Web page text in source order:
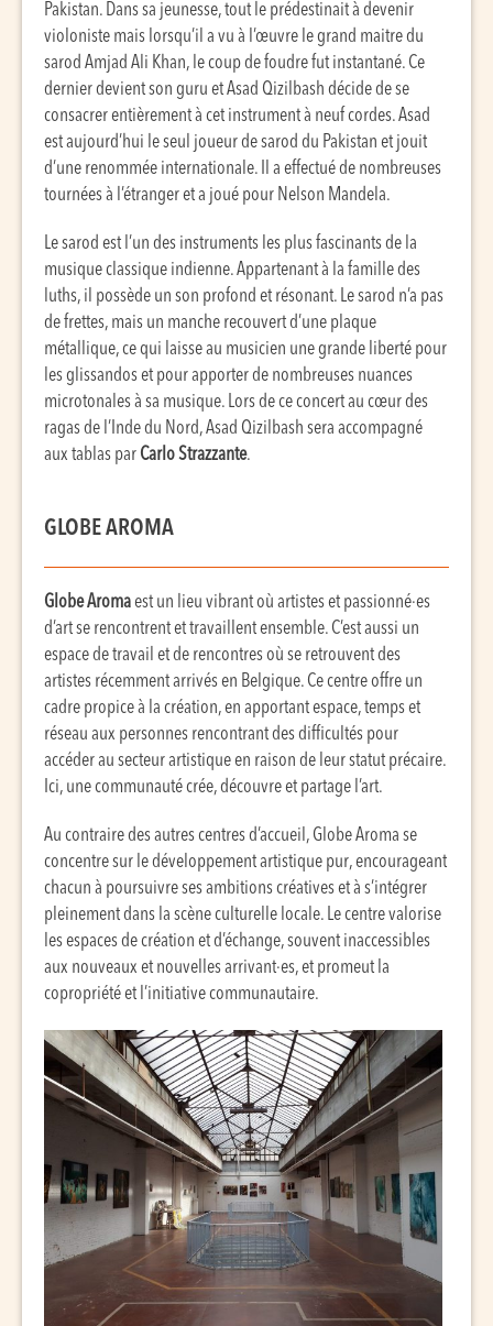
Pakistan. Dans sa jeunesse, tout le prédestinait à devenir
violoniste mais lorsqu’il a vu à l’œuvre le grand maitre du
sarod Amjad Ali Khan, le coup de foudre fut instantané. Ce
dernier devient son guru et Asad Qizilbash décide de se
consacrer entièrement à cet instrument à neuf cordes. Asad
est aujourd’hui le seul joueur de sarod du Pakistan et jouit
d’une renommée internationale. Il a effectué de nombreuses
tournées à l’étranger et a joué pour Nelson Mandela.
Le sarod est l’un des instruments les plus fascinants de la
musique classique indienne. Appartenant à la famille des
luths, il possède un son profond et résonant. Le sarod n’a pas
de frettes, mais un manche recouvert d’une plaque
métallique, ce qui laisse au musicien une grande liberté pour
les glissandos et pour apporter de nombreuses nuances
microtonales à sa musique. Lors de ce concert au cœur des
ragas de l’Inde du Nord, Asad Qizilbash sera accompagné
aux tablas par Carlo Strazzante.
GLOBE AROMA
Globe Aromaest un lieu vibrant où artistes et passionné·es
d’art se rencontrent et travaillent ensemble. C’est aussi un
espace de travail et de rencontres où se retrouvent des
artistes récemment arrivés en Belgique. Ce centre offre un
cadre propice à la création, en apportant espace, temps et
réseau aux personnes rencontrant des difficultés pour
accéder au secteur artistique en raison de leur statut précaire.
Ici, une communauté crée, découvre et partage l’art.
Au contraire des autres centres d’accueil, Globe Aroma se
concentre sur le développement artistique pur, encourageant
chacun à poursuivre ses ambitions créatives et à s’intégrer
pleinement dans la scène culturelle locale. Le centre valorise
les espaces de création et d’échange, souvent inaccessibles
aux nouveaux et nouvelles arrivant·es, et promeut la
copropriété et l’initiative communautaire.